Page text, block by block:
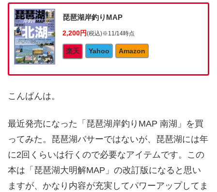
琵琶湖岸釣りMAP
2,200円(税込)※11/14時点
楽天 Yahoo Amazon
こんばんは。
最近発売になった「琵琶湖岸釣りMAP 南湖」を買
ってみた。琵琶湖バサーではないが、琵琶湖には年
に2回くらいは行くので必要なアイテムです。この
本は「琵琶湖大明解MAP」の改訂版になると思い
ますが、かなり内容が充実してパワーアップしてま